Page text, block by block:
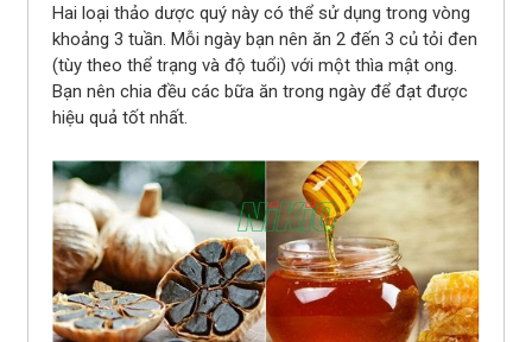
Hai loại thảo dược quý này có thể sử dụng trong vòng
khoảng 3 tuần. Mỗi ngày bạn nên ăn 2 đến 3 củ tỏi đen
(tùy theo thể trạng và độ tuổi) với một thìa mật ong.
Bạn nên chia đều các bữa ăn trong ngày để đạt được
hiệu quả tốt nhất.